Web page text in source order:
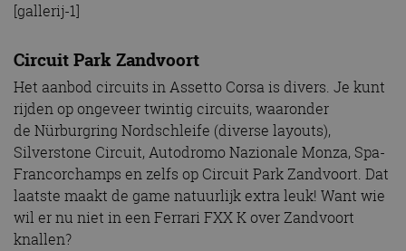
[gallerij-1]
Circuit Park Zandvoort
Het aanbod circuits in Assetto Corsa is divers. Je kunt
rijden op ongeveer twintig circuits, waaronder
de Nürburgring Nordschleife (diverse layouts),
Silverstone Circuit, Autodromo Nazionale Monza, Spa-
Francorchamps en zelfs op Circuit Park Zandvoort. Dat
laatste maakt de game natuurlijk extra leuk! Want wie
wil er nu niet in een Ferrari FXX K over Zandvoort
knallen?